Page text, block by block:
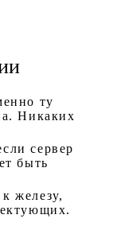
ту
Никаких
сервер
быть
железу,